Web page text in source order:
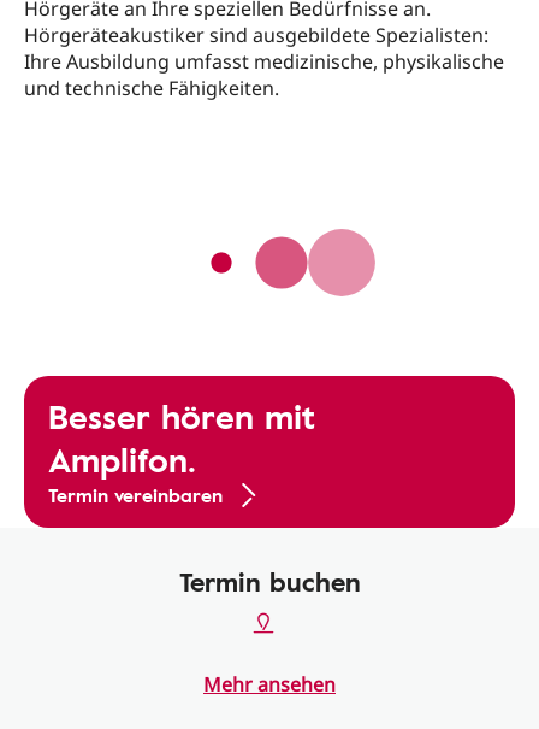
Hörgeräte an Ihre speziellen Bedürfnisse an.
Hörgeräteakustiker sind ausgebildete Spezialisten:
Ihre Ausbildung umfasst medizinische, physikalische
und technische Fähigkeiten.
Besser hören mit
Amplifon.
Termin vereinbaren
Termin buchen
Mehr ansehen